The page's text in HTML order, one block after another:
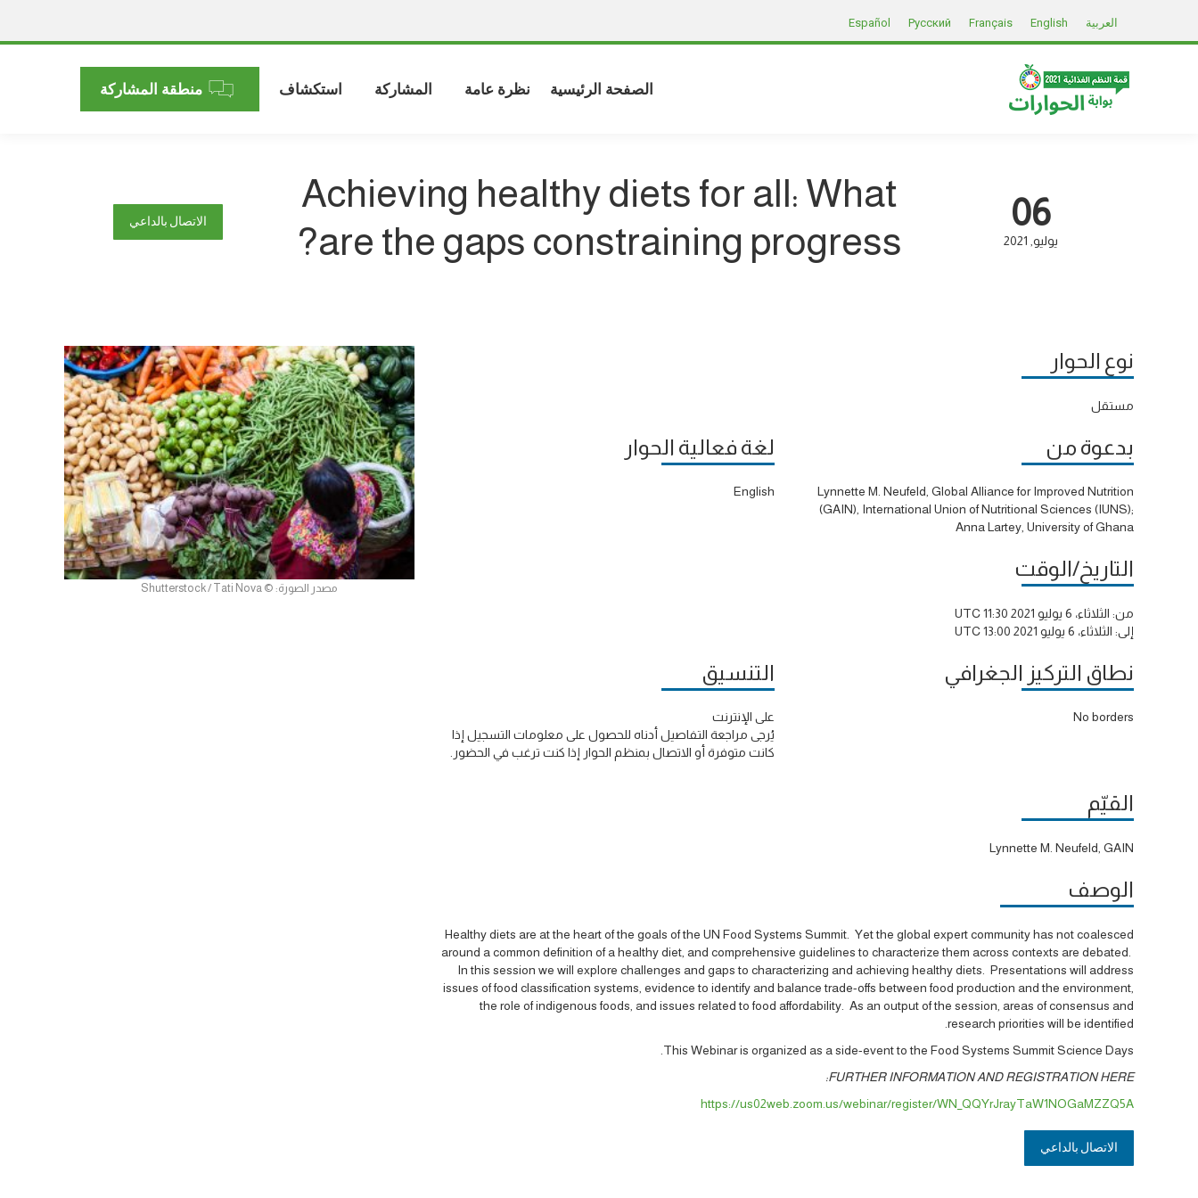
العربية English
Français
Русский
Español
الصفحة الرئيسية نظرة عامة المشاركة استكشاف منطقة المشاركة
06
يوليو 2021
Achieving healthy diets for all: What
are the gaps constraining progress?
الاتصال بالداعي
نوع الحوار
مستقل
بدعوة من
Lynnette M. Neufeld, Global Alliance for Improved Nutrition
(GAIN), International Union of Nutritional Sciences (IUNS);
Anna Lartey, University of Ghana
لغة فعالية الحوار
English
التاريخ/الوقت
من: الثلاثاء، 6 يوليو 2021 11:30 UTC
إلى: الثلاثاء، 6 يوليو 2021 13:00 UTC
نطاق التركيز الجغرافي
No borders
التنسيق
على الإنترنت
يُرجى مراجعة التفاصيل أدناه للحصول على معلومات التسجيل إذا
كانت متوفرة أو الاتصال بمنظم الحوار إذا كنت ترغب في الحضور.
القيّم
Lynnette M. Neufeld, GAIN
الوصف
Healthy diets are at the heart of the goals of the UN Food Systems Summit. Yet the global expert community has not coalesced
around a common definition of a healthy diet, and comprehensive guidelines to characterize them across contexts are debated.
In this session we will explore challenges and gaps to characterizing and achieving healthy diets. Presentations will address
issues of food classification systems, evidence to identify and balance trade-offs between food production and the environment,
the role of indigenous foods, and issues related to food affordability. As an output of the session, areas of consensus and
research priorities will be identified.
This Webinar is organized as a side-event to the Food Systems Summit Science Days.
FURTHER INFORMATION AND REGISTRATION HERE:
https://us02web.zoom.us/webinar/register/WN_QQYrJrayTaW1NOGaMZZQ5A
الاتصال بالداعي
مصدر الصورة: © Shutterstock / Tati Nova